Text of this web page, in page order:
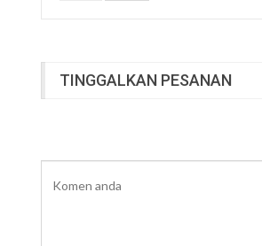
TINGGALKAN PESANAN